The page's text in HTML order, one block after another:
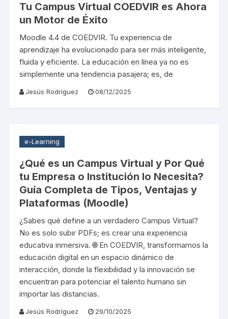
Tu Campus Virtual COEDVIR es Ahora
un Motor de Éxito
Moodle 4.4 de COEDVIR. Tu experiencia de
aprendizaje ha evolucionado para ser más inteligente,
fluida y eficiente. La educación en línea ya no es
simplemente una tendencia pasajera; es, de
Jesús Rodríguez 08/12/2025
e-Learning
¿Qué es un Campus Virtual y Por Qué
tu Empresa o Institución lo Necesita?
Guía Completa de Tipos, Ventajas y
Plataformas (Moodle)
¿Sabes qué define a un verdadero Campus Virtual?
No es solo subir PDFs; es crear una experiencia
educativa inmersiva. 🌐 En COEDVIR, transformamos la
educación digital en un espacio dinámico de
interacción, donde la flexibilidad y la innovación se
encuentran para potenciar el talento humano sin
importar las distancias.
Jesús Rodríguez 29/10/2025